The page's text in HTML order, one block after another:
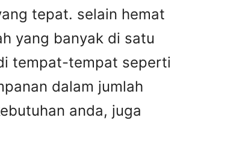
tepat. selain hemat
yang banyak di satu
tempat-tempat seperti
dalam jumlah
anda, juga